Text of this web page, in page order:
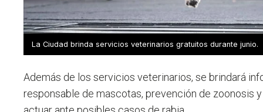
La Ciudad brinda servicios veterinarios gratuitos durante junio.
Además de los servicios veterinarios, se brindará
responsable de mascotas, prevención de zoonosis